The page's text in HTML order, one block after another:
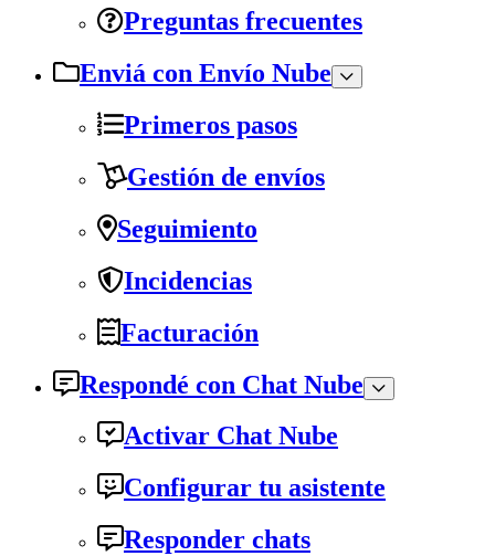
Preguntas frecuentes
Enviá con Envío Nube
Primeros pasos
Gestión de envíos
Seguimiento
Incidencias
Facturación
Respondé con Chat Nube
Activar Chat Nube
Configurar tu asistente
Responder chats